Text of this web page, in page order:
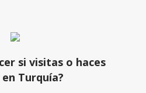
si visitas o haces
Turquía?